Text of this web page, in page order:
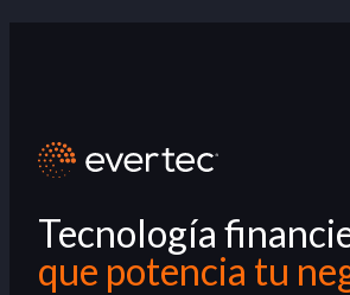
Tecnología
que potencia tu